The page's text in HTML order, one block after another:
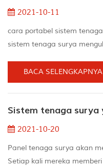
2021-10-11
cara portabel sistem
sistem tenaga surya
inverter mengubah
energi arus bolak-balik (arus
energi yang dihasilkan
BACA SELENGKAPNYA
Sistem tenaga
2021-10-20
Panel tenaga surya akan
Setiap kali mereka